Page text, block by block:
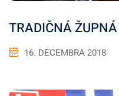
TRADIČNÁ
16. DECEMBRA 2018